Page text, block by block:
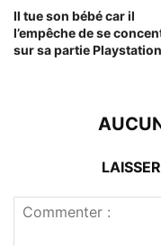
Il tue son bébé car il
l’empêche de se
sur sa partie Playstation